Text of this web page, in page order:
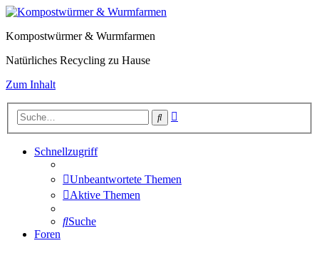
Kompostwürmer & Wurmfarmen
Natürliches Recycling zu Hause
Zum Inhalt
Suche
Schnellzugriff
Unbeantwortete Themen
Aktive Themen
Suche
Foren